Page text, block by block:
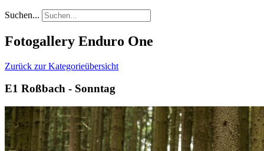
Suchen...
Fotogallery Enduro One
Zurück zur Kategorieübersicht
E1 Roßbach - Sonntag